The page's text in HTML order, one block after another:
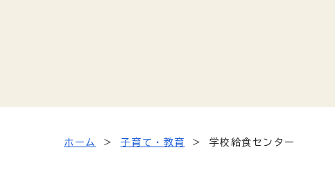
ホーム 子育て・教育 学校給食センター